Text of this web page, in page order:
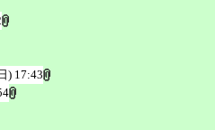
) 17:43